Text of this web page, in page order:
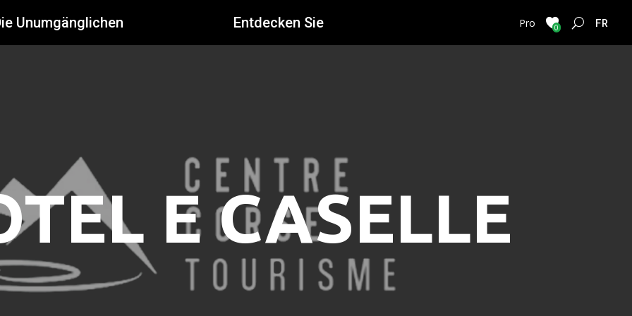
Unumgänglichen Entdecken Sie Pro 0
E CASELLE